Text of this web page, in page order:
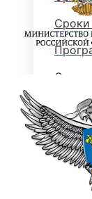
Сроки
План
Учет